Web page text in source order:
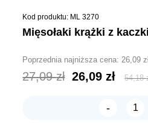
Kod produktu: ML 3270
mięsołaki krążki z
Poprzednia najniższa cena:26,09
27,09zł Pierwotna
wynosiła:
26,09zł 54,18
-
ilość